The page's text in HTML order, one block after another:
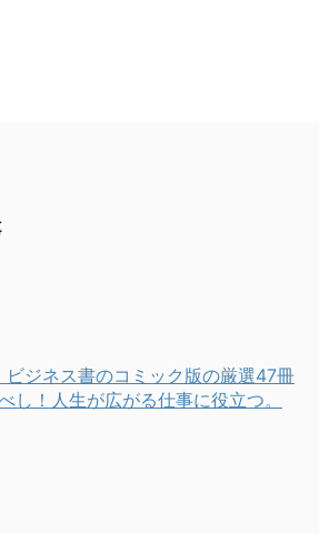
ビジネス書のコミック版の厳選47冊
し！人生が広がる仕事に役立つ。